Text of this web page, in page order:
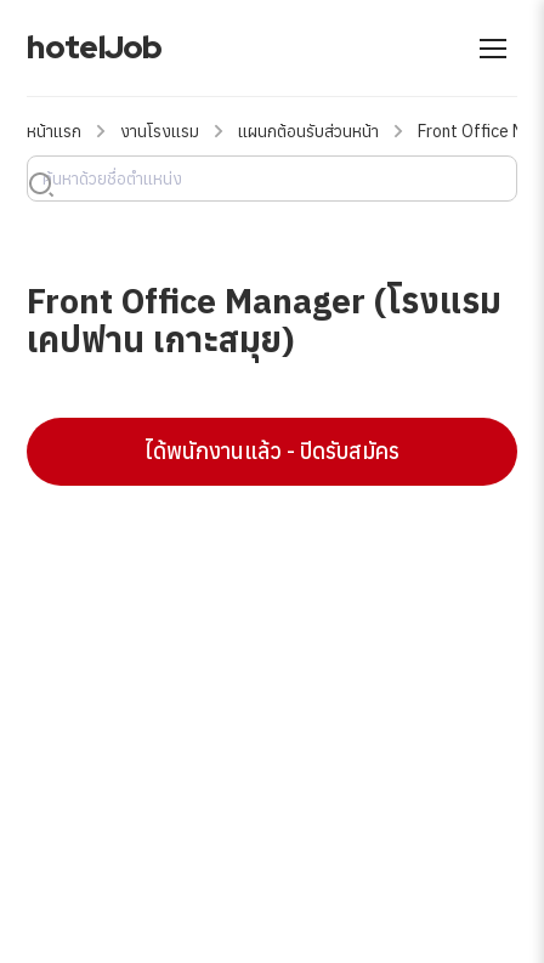
hotelJob
หน้าแรก งานโรงแรม แผนกต้อนรับส่วนหน้า Front Office
Front Office Manager (โรงแรม
เคปฟาน เกาะสมุย)
ได้พนักงานแล้ว - ปิดรับสมัคร